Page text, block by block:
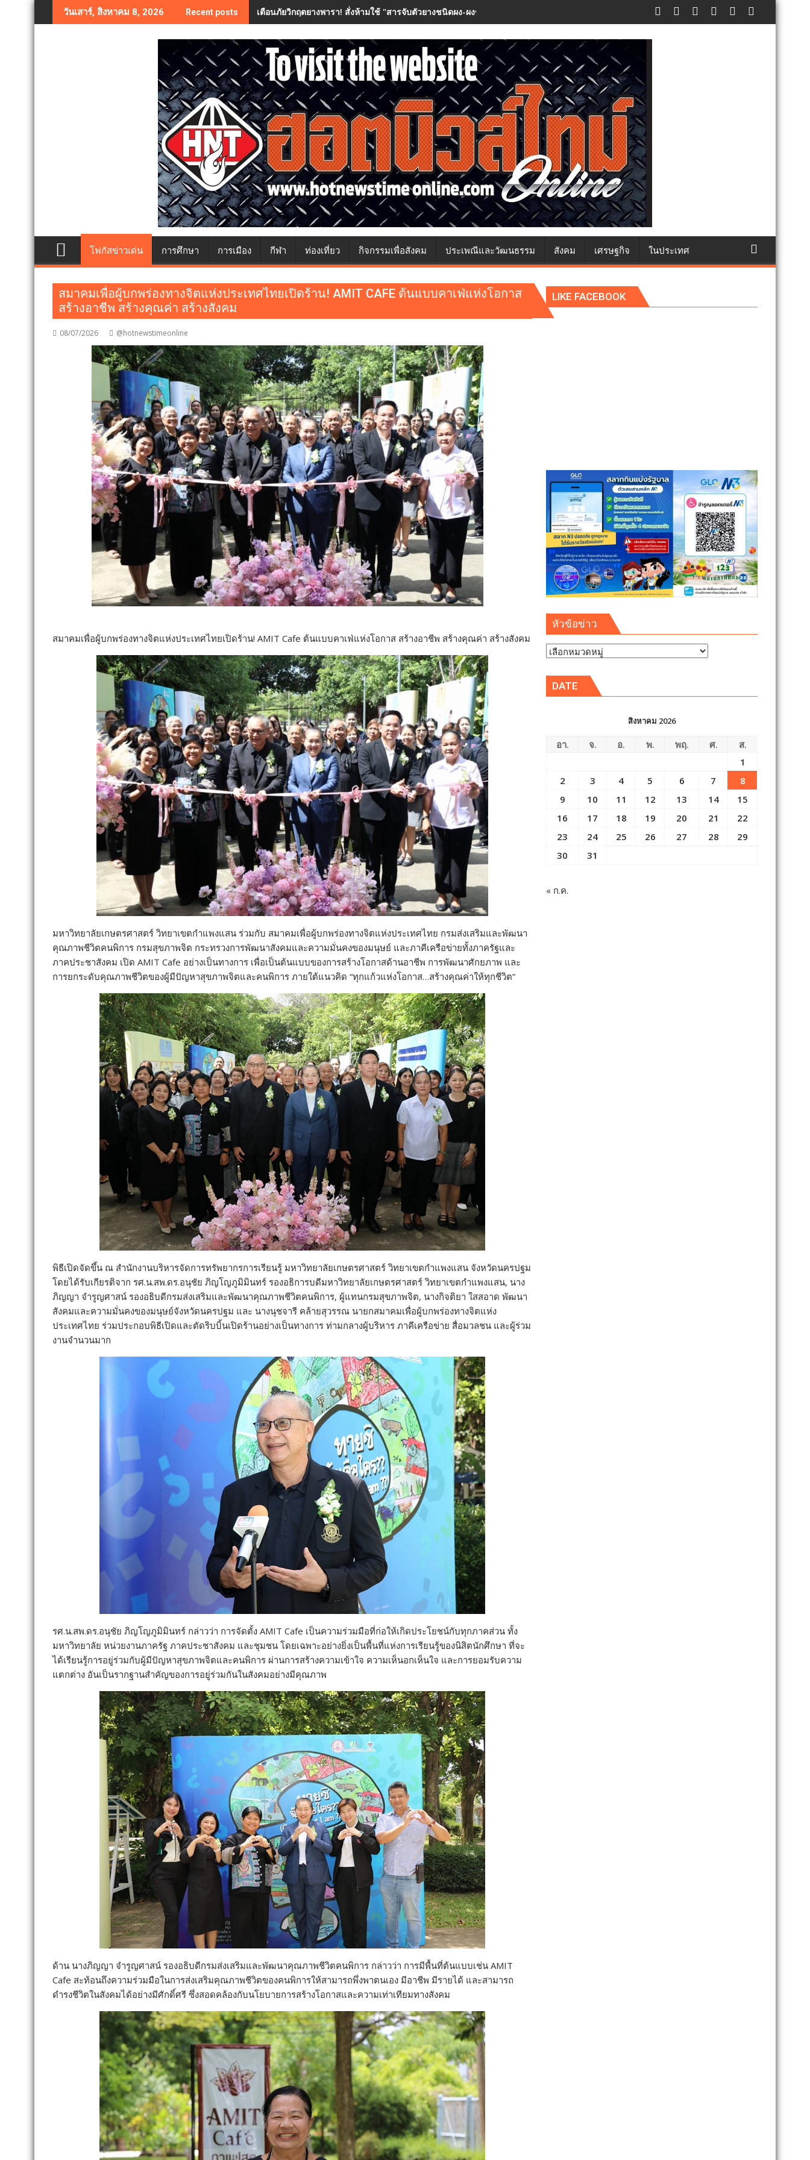
to
วันเสาร์, สิงหาคม 8, 2026 Recent posts เตือนภัยวิกฤตยางพารา! สั่งห้ามใช้ "สารจับตัวยางชนิดผง-ผงขาว" โรงงานประกาศปฏิเสธรับซื้อทันที ปรับขั้นต่ำ 20,000 บาท พร้อมจ่อฟ้องดำเนินคดี
โฟกัสข่าวเด่น การศึกษา การเมือง กีฬา ท่องเที่ยว กิจกรรมเพื่อสังคม ประเพณีและวัฒนธรรม สังคม เศรษฐกิจ ในประเทศ
สมาคมเพื่อผู้บกพร่องทางจิตแห่งประเทศไทยเปิดร้าน! AMIT CAFE ต้นแบบคาเฟ่แห่งโอกาส
สร้างอาชีพ สร้างคุณค่า สร้างสังคม
08/07/2026 @hotnewstimeonline
สมาคมเพื่อผู้บกพร่องทางจิตแห่งประเทศไทยเปิดร้าน! AMIT Cafe ต้นแบบคาเฟ่แห่งโอกาส สร้างอาชีพ สร้างคุณค่า สร้างสังคม
มหาวิทยาลัยเกษตรศาสตร์ วิทยาเขตกำแพงแสน ร่วมกับ สมาคมเพื่อผู้บกพร่องทางจิตแห่งประเทศไทย กรมส่งเสริมและพัฒนา
คุณภาพชีวิตคนพิการ กรมสุขภาพจิต กระทรวงการพัฒนาสังคมและความมั่นคงของมนุษย์ และภาคีเครือข่ายทั้งภาครัฐและ
ภาคประชาสังคม เปิด AMIT Cafe อย่างเป็นทางการ เพื่อเป็นต้นแบบของการสร้างโอกาสด้านอาชีพ การพัฒนาศักยภาพ และ
การยกระดับคุณภาพชีวิตของผู้มีปัญหาสุขภาพจิตและคนพิการ ภายใต้แนวคิด “ทุกแก้วแห่งโอกาส…สร้างคุณค่าให้ทุกชีวิต”
พิธีเปิดจัดขึ้น ณ สำนักงานบริหารจัดการทรัพยากรการเรียนรู้ มหาวิทยาลัยเกษตรศาสตร์ วิทยาเขตกำแพงแสน จังหวัดนครปฐม
โดยได้รับเกียรติจาก รศ.น.สพ.ดร.อนุชัย ภิญโญภูมิมินทร์ รองอธิการบดีมหาวิทยาลัยเกษตรศาสตร์ วิทยาเขตกำแพงแสน, นาง
ภิญญา จำรูญศาสน์ รองอธิบดีกรมส่งเสริมและพัฒนาคุณภาพชีวิตคนพิการ, ผู้แทนกรมสุขภาพจิต, นางกิจติยา ใสสอาด พัฒนา
สังคมและความมั่นคงของมนุษย์จังหวัดนครปฐม และ นางนุชจารี คล้ายสุวรรณ นายกสมาคมเพื่อผู้บกพร่องทางจิตแห่ง
ประเทศไทย ร่วมประกอบพิธีเปิดและตัดริบบิ้นเปิดร้านอย่างเป็นทางการ ท่ามกลางผู้บริหาร ภาคีเครือข่าย สื่อมวลชน และผู้ร่วม
งานจำนวนมาก
รศ.น.สพ.ดร.อนุชัย ภิญโญภูมิมินทร์ กล่าวว่า การจัดตั้ง AMIT Cafe เป็นความร่วมมือที่ก่อให้เกิดประโยชน์กับทุกภาคส่วน ทั้ง
มหาวิทยาลัย หน่วยงานภาครัฐ ภาคประชาสังคม และชุมชน โดยเฉพาะอย่างยิ่งเป็นพื้นที่แห่งการเรียนรู้ของนิสิตนักศึกษา ที่จะ
ได้เรียนรู้การอยู่ร่วมกับผู้มีปัญหาสุขภาพจิตและคนพิการ ผ่านการสร้างความเข้าใจ ความเห็นอกเห็นใจ และการยอมรับความ
แตกต่าง อันเป็นรากฐานสำคัญของการอยู่ร่วมกันในสังคมอย่างมีคุณภาพ
ด้าน นางภิญญา จำรูญศาสน์ รองอธิบดีกรมส่งเสริมและพัฒนาคุณภาพชีวิตคนพิการ กล่าวว่า การมีพื้นที่ต้นแบบเช่น AMIT
Cafe สะท้อนถึงความร่วมมือในการส่งเสริมคุณภาพชีวิตของคนพิการให้สามารถพึ่งพาตนเอง มีอาชีพ มีรายได้ และสามารถ
ดำรงชีวิตในสังคมได้อย่างมีศักดิ์ศรี ซึ่งสอดคล้องกับนโยบายการสร้างโอกาสและความเท่าเทียมทางสังคม
LIKE FACEBOOK
หัวข้อข่าว
หัวข้อ
DATE
สิงหาคม 2026
อา. จ. อ. พ. พฤ. ศ.
ส.
1
2
3 4 5 6 7
8
9
10 11 12 13 14
15
16
17 18 19 20 21
22
23
24 25 26 27 28
29
30
31
« ก.ค.